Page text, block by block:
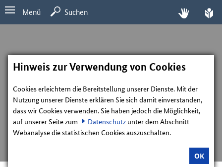
Menü Suchen
Hinweis zur Verwendung von Cookies
Cookies erleichtern die Bereitstellung unserer Dienste. Mit der
Nutzung unserer Dienste erklären Sie sich damit einverstanden,
dass wir Cookies verwenden. Sie haben jedoch die Möglichkeit,
auf unserer Seite zum
Datenschutz unter dem Abschnitt
Webanalyse die statistischen Cookies auszuschalten.
OK